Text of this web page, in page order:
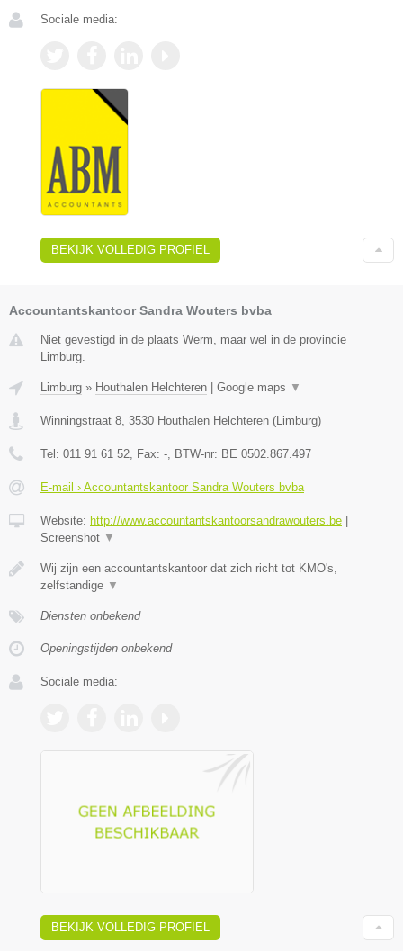
Sociale media:
BEKIJK VOLLEDIG PROFIEL
Accountantskantoor Sandra Wouters bvba
Niet gevestigd in de plaats Werm, maar wel in de provincie
Limburg.
Limburg » Houthalen Helchteren Google maps ▼
Winningstraat 8, 3530 Houthalen Helchteren (Limburg)
Tel: 011 91 61 52, Fax: -, BTW-nr: BE 0502.867.497
E-mail › Accountantskantoor Sandra Wouters bvba
Website: http://www.accountantskantoorsandrawouters.be
Screenshot ▼
Wij zijn een accountantskantoor dat zich richt tot KMO's,
zelfstandige ▼
Diensten onbekend
Openingstijden onbekend
Sociale media:
BEKIJK VOLLEDIG PROFIEL